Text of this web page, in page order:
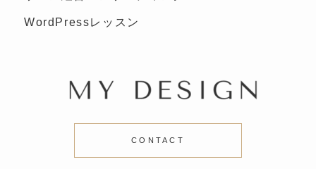
WordPressレッスン
CONTACT